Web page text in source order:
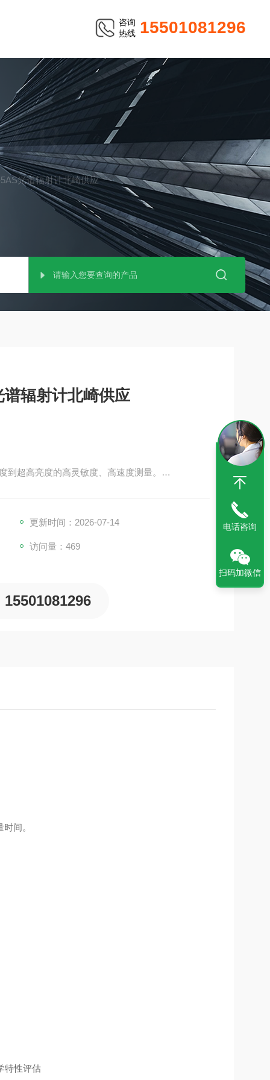
咨询
热线 15501081296
光谱辐射计北崎供应
辐射计北崎供应
超高亮度的高灵敏度、高速度测量。
更新时间：2026-07-14
访问量：469
15501081296
间。
特性评估
电话咨询
扫码加微信